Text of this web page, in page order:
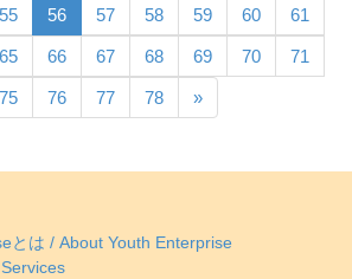
55 56 57 58 59 60 61
65 66 67 68 69 70 71
75 76 77 78 »
とは / About Youth Enterprise